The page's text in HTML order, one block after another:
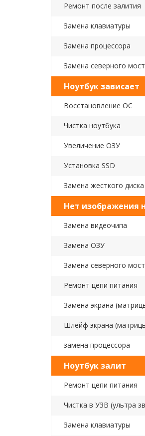
Ремонт после залития
Замена клавиатуры
Замена процессора
Замена северного
Ноутбук зависает
Восстановление ОС
Чистка ноутбука
Увеличение ОЗУ
Установка SSD
Замена жесткого диска
Нет изображения
Замена видеочипа
Замена ОЗУ
Замена северного
Ремонт цепи питания
Замена экрана
Шлейф экрана
замена процессора
Ноутбук залит
Ремонт цепи питания
Чистка в УЗВ (ультра
Замена клавиатуры